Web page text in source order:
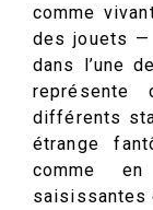
comme
des jouets —
dans l’une
représente
différents
étrange
comme en
saisissantes